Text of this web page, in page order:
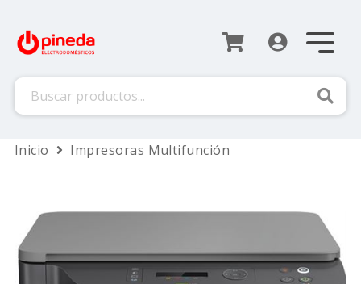
Inicio
 Impresoras Multifunción